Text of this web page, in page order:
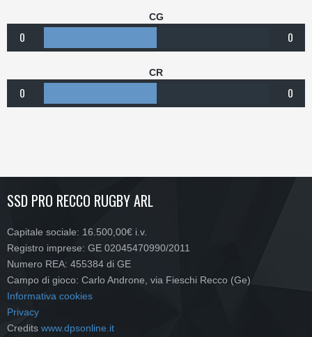
CG
0 0
CR
0 0
SSD PRO RECCO RUGBY ARL
Capitale sociale: 16.500,00€ i.v.
Registro imprese: GE 02045470990/2011
Numero REA: 455384 di GE
Campo di gioco: Carlo Androne, via Fieschi Recco (Ge)
Informativa cookies
Privacy
Credits www.dpsonline.it